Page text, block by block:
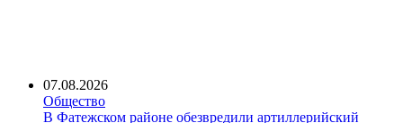
07.08.2026
Общество
В Фатежском районе обезвредили артиллерийский